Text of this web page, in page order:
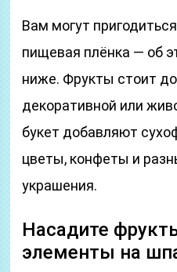
Вам могут
пищевая плёнка — об
ниже. Фрукты стоит
декоративной или
букет добавляют
цветы, конфеты и
украшения.
Насадите
элементы на